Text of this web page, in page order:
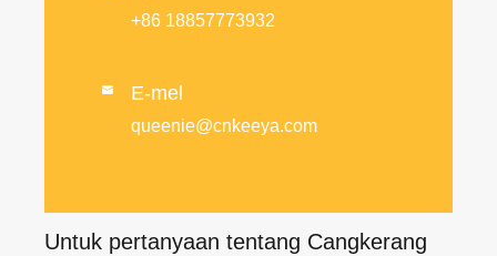
+86 18857773932
 E-mel
queenie@cnkeeya.com
Untuk pertanyaan tentang Cangkerang